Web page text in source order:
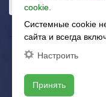
© 2003-2026
cookie.
Системные cookie
сайта и всегда
Настроить
Принять